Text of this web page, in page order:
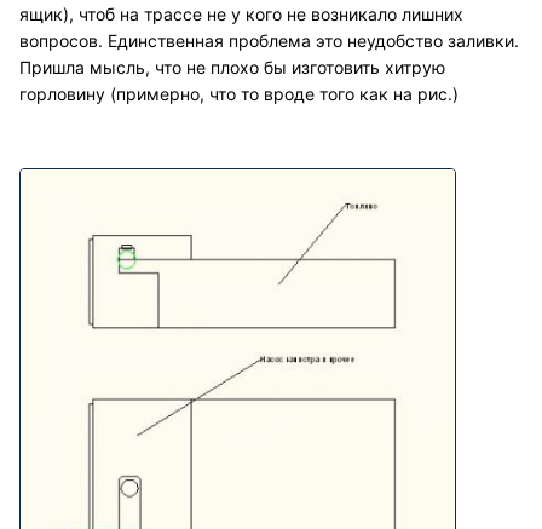
ящик), чтоб на трассе не у кого не возникало лишних
вопросов. Единственная проблема это неудобство заливки.
Пришла мысль, что не плохо бы изготовить хитрую
горловину (примерно, что то вроде того как на рис.)